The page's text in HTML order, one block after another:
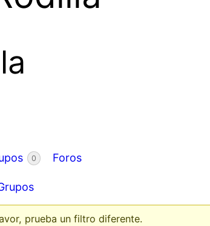
0 Foros
prueba un filtro diferente.